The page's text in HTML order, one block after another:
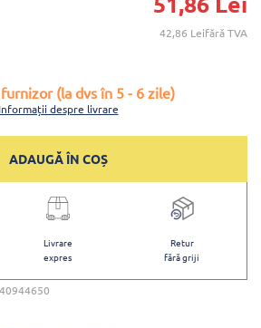
42,86 Leifără TVA
(la dvs în 5 - 6 zile)
Informații despre livrare
ADAUGĂ ÎN COȘ
Livrare
expres
Retur
fără griji